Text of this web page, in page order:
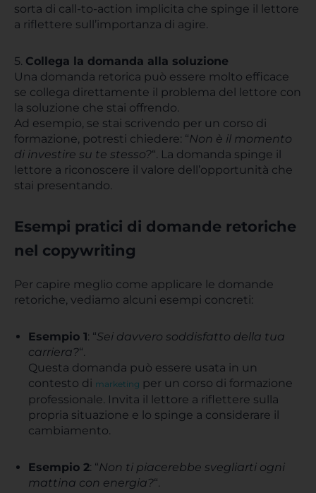
sorta di call-to-action implicita che spinge il lettore
a riflettere sull’importanza di agire.
5. Collega la domanda alla soluzione
Una domanda retorica può essere molto efficace
se collega direttamente il problema del lettore con
la soluzione che stai offrendo.
Ad esempio, se stai scrivendo per un corso di
formazione, potresti chiedere: “Non è il momento
di investire su te stesso?“. La domanda spinge il
lettore a riconoscere il valore dell’opportunità che
stai presentando.
Esempi pratici di domande retoriche
nel copywriting
Per capire meglio come applicare le domande
retoriche, vediamo alcuni esempi concreti:
Esempio 1: “Sei davvero soddisfatto della tua
carriera?“.
Questa domanda può essere usata in un
contesto di marketing per un corso di formazione
professionale. Invita il lettore a riflettere sulla
propria situazione e lo spinge a considerare il
cambiamento.
Esempio 2: “Non ti piacerebbe svegliarti ogni
mattina con energia?“.